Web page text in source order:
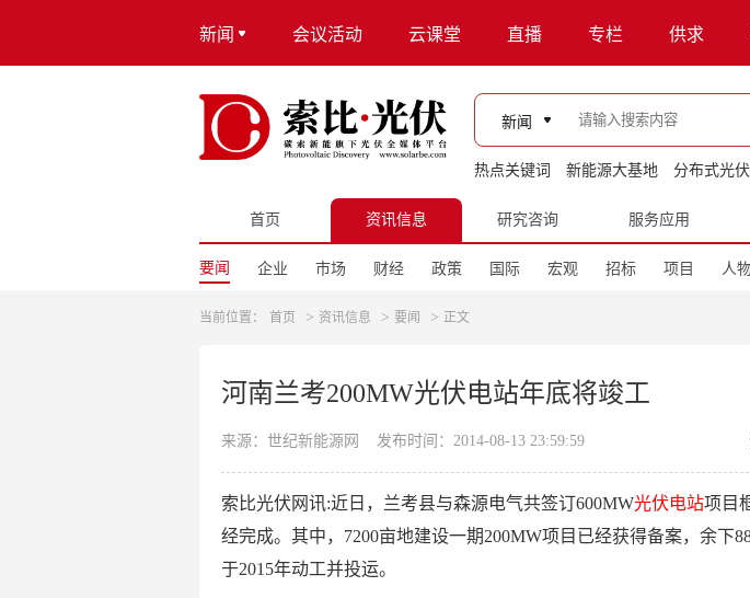
新闻 会议活动 云课堂 直播 专栏 供求
新闻
热点关键词 新能源大基地 分布式光
首页 资讯信息 研究咨询 服务应用
要闻 企业 市场 财经 政策 国际 宏观 招标 项目 人
当前位置： 首页 > 资讯信息 > 要闻 > 正文
河南兰考200MW光伏电站年底将竣工
来源：世纪新能源网 发布时间：2014-08-13 23:59:59
索比光伏网讯:近日，兰考县与森源电气共签订600MW光伏电站项目
经完成。其中，7200亩地建设一期200MW项目已经获得备案，余下
于2015年动工并投运。